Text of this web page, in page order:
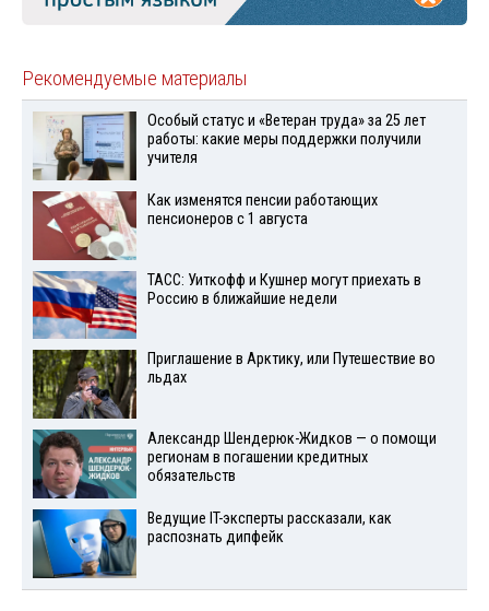
Рекомендуемые материалы
Особый статус и «Ветеран труда» за 25 лет
работы: какие меры поддержки получили
учителя
Как изменятся пенсии работающих
пенсионеров с 1 августа
ТАСС: Уиткофф и Кушнер могут приехать в
Россию в ближайшие недели
Приглашение в Арктику, или Путешествие во
льдах
Александр Шендерюк-Жидков — о помощи
регионам в погашении кредитных
обязательств
Ведущие IT-эксперты рассказали, как
распознать дипфейк